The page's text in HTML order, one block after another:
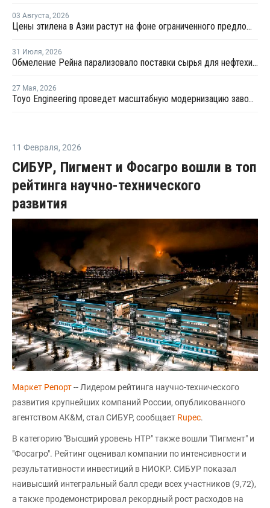
03 Августа, 2026
Цены этилена в Азии растут на фоне ограниченного предложения
31 Июля, 2026
Обмеление Рейна парализовало поставки сырья для нефтехимии Германии
27 Мая, 2026
Toyo Engineering проведет масштабную модернизацию завода в Киянлы
11 Февраля, 2026
СИБУР, Пигмент и Фосагро вошли в топ
рейтинга научно-технического
развития
Маркет Репорт-- Лидером рейтинга научно-технического
развития крупнейших компаний России, опубликованного
агентством AK&M, стал СИБУР, сообщает Rupec.
В категорию "Высший уровень НТР" также вошли "Пигмент" и
"Фосагро". Рейтинг оценивал компании по интенсивности и
результативности инвестиций в НИОКР. СИБУР показал
наивысший интегральный балл среди всех участников (9,72),
а также продемонстрировал рекордный рост расходов на